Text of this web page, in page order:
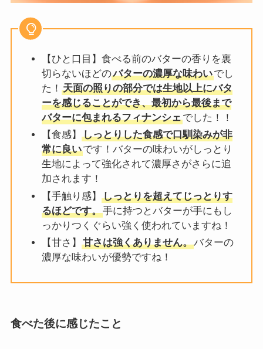
【ひと口目】食べる前のバターの香りを裏
切らないほどのバターの濃厚な味わいでし
た！ 天面の照りの部分では生地以上にバタ
ーを感じることができ、最初から最後まで
バターに包まれるフィナンシェでした！！
【食感】
しっとりした食感で口馴染みが非
常に良いです！バターの味わいがしっとり
生地によって強化されて濃厚さがさらに追
加されます！
【手触り感】
しっとりを超えてじっとりす
るほどです。手に持つとバターが手にもし
っかりつくぐらい強く使われていますね！
【甘さ】
甘さは強くありません。バターの
濃厚な味わいが優勢ですね！
食べた後に感じたこと